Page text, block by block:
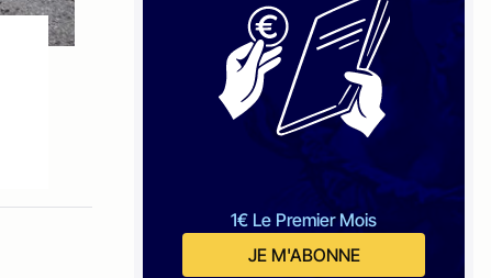
1€ Le Premier Mois
JE M'ABONNE